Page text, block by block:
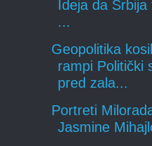
Ideja da Srbija
...
Geopolitika
rampi Politički
pred zala...
Portreti
Jasmine